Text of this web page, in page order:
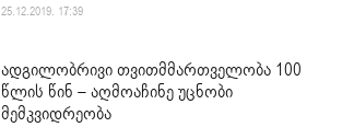
25.12.2019. 17:39
ადგილობრივი თვითმმართველობა 100
წლის წინ – აღმოაჩინე უცნობი
მემკვიდრეობა